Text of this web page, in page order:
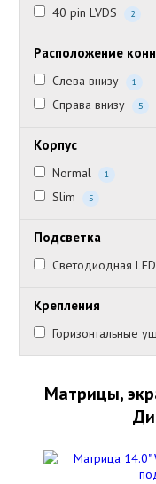
40 pin LVDS 2
Расположение
Слева внизу 1
Справа внизу 5
Корпус
Normal 1
Slim 5
Подсветка
Светодиодная LED
Крепления
Горизонтальные
Матрицы,